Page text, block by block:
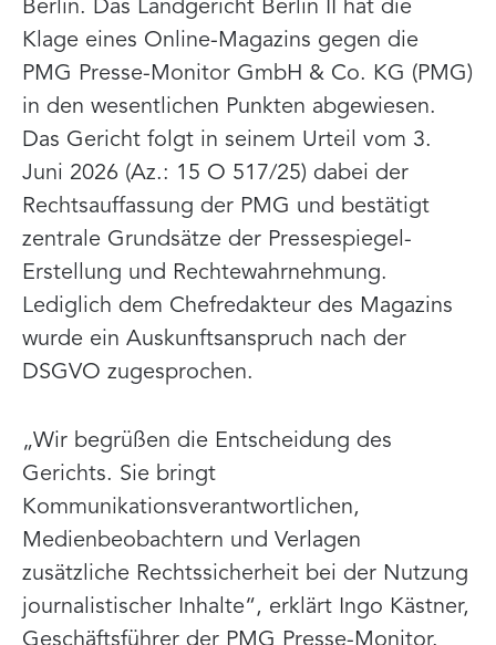
Berlin. Das Landgericht Berlin II hat die
Klage eines Online-Magazins gegen die
PMG Presse-Monitor GmbH & Co. KG (PMG)
in den wesentlichen Punkten abgewiesen.
Das Gericht folgt in seinem Urteil vom 3.
Juni 2026 (Az.: 15 O 517/25) dabei der
Rechtsauffassung der PMG und bestätigt
zentrale Grundsätze der Pressespiegel-
Erstellung und Rechtewahrnehmung.
Lediglich dem Chefredakteur des Magazins
wurde ein Auskunftsanspruch nach der
DSGVO zugesprochen.
„Wir begrüßen die Entscheidung des
Gerichts. Sie bringt
Kommunikationsverantwortlichen,
Medienbeobachtern und Verlagen
zusätzliche Rechtssicherheit bei der Nutzung
journalistischer Inhalte“, erklärt Ingo Kästner,